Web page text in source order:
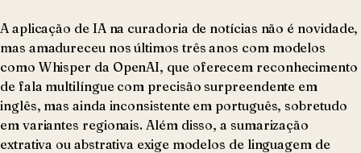
A aplicação de IA na curadoria de notícias não é novidade,
mas amadureceu nos últimos três anos com modelos
como Whisper da OpenAI, que oferecem reconhecimento
de fala multilíngue com precisão surpreendente em
inglês, mas ainda inconsistente em português, sobretudo
em variantes regionais. Além disso, a sumarização
extrativa ou abstrativa exige modelos de linguagem de